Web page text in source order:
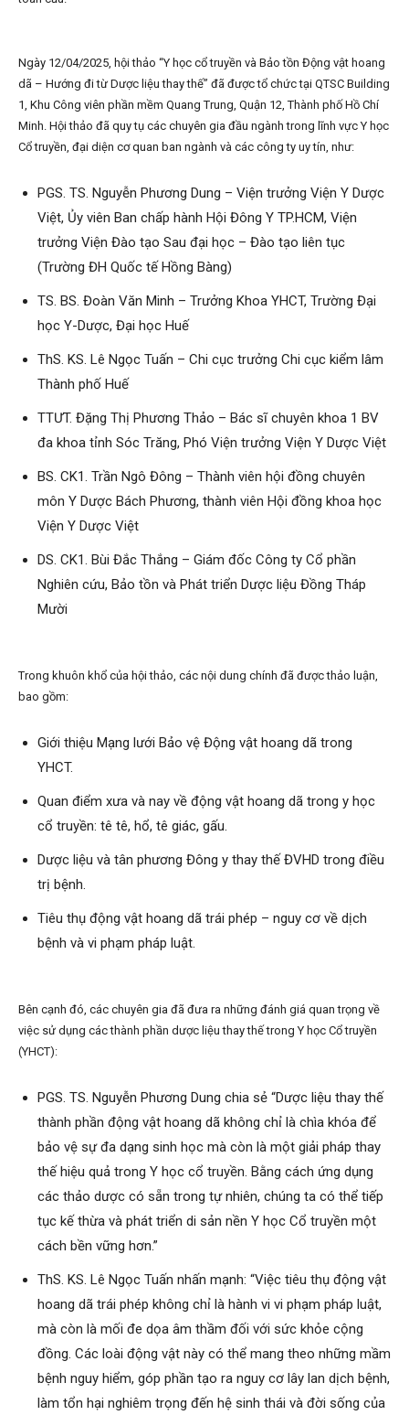
Ngày 12/04/2025, hội thảo “Y học cổ truyền và Bảo tồn Động vật hoang
dã – Hướng đi từ Dược liệu thay thế” đã được tổ chức tại QTSC Building
1, Khu Công viên phần mềm Quang Trung, Quận 12, Thành phố Hồ Chí
Minh. Hội thảo đã quy tụ các chuyên gia đầu ngành trong lĩnh vực Y học
Cổ truyền, đại diện cơ quan ban ngành và các công ty uy tín, như:
PGS. TS. Nguyễn Phương Dung – Viện trưởng Viện Y Dược
Việt, Ủy viên Ban chấp hành Hội Đông Y TP.HCM, Viện
trưởng Viện Đào tạo Sau đại học – Đào tạo liên tục
(Trường ĐH Quốc tế Hồng Bàng)
TS. BS. Đoàn Văn Minh – Trưởng Khoa YHCT, Trường Đại
học Y-Dược, Đại học Huế
ThS. KS. Lê Ngọc Tuấn – Chi cục trưởng Chi cục kiểm lâm
Thành phố Huế
TTƯT. Đặng Thị Phương Thảo – Bác sĩ chuyên khoa 1 BV
đa khoa tỉnh Sóc Trăng, Phó Viện trưởng Viện Y Dược Việt
BS. CK1. Trần Ngô Đông – Thành viên hội đồng chuyên
môn Y Dược Bách Phương, thành viên Hội đồng khoa học
Viện Y Dược Việt
DS. CK1. Bùi Đắc Thắng – Giám đốc Công ty Cổ phần
Nghiên cứu, Bảo tồn và Phát triển Dược liệu Đồng Tháp
Mười
Trong khuôn khổ của hội thảo, các nội dung chính đã được thảo luận,
bao gồm:
Giới thiệu Mạng lưới Bảo vệ Động vật hoang dã trong
YHCT.
Quan điểm xưa và nay về động vật hoang dã trong y học
cổ truyền: tê tê, hổ, tê giác, gấu.
Dược liệu và tân phương Đông y thay thế ĐVHD trong điều
trị bệnh.
Tiêu thụ động vật hoang dã trái phép – nguy cơ về dịch
bệnh và vi phạm pháp luật.
Bên cạnh đó, các chuyên gia đã đưa ra những đánh giá quan trọng về
việc sử dụng các thành phần dược liệu thay thế trong Y học Cổ truyền
(YHCT):
PGS. TS. Nguyễn Phương Dung chia sẻ “Dược liệu thay thế
thành phần động vật hoang dã không chỉ là chìa khóa để
bảo vệ sự đa dạng sinh học mà còn là một giải pháp thay
thế hiệu quả trong Y học cổ truyền. Bằng cách ứng dụng
các thảo dược có sẵn trong tự nhiên, chúng ta có thể tiếp
tục kế thừa và phát triển di sản nền Y học Cổ truyền một
cách bền vững hơn.”
ThS. KS. Lê Ngọc Tuấn nhấn mạnh: “Việc tiêu thụ động vật
hoang dã trái phép không chỉ là hành vi vi phạm pháp luật,
mà còn là mối đe dọa âm thầm đối với sức khỏe cộng
đồng. Các loài động vật này có thể mang theo những mầm
bệnh nguy hiểm, góp phần tạo ra nguy cơ lây lan dịch bệnh,
làm tổn hại nghiêm trọng đến hệ sinh thái và đời sống của